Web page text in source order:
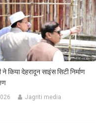
ने किया देहरादून साइंस सिटी निर्माण
Jagriti media